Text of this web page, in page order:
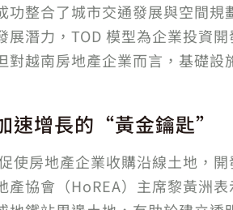
功整合了城市交通發展與空間
展潛力，TOD 模型為企業投資
對越南房地產企業而言，基礎設
速增長的“黃金鑰匙”
使房地產企業收購沿線土地，
產協會（HoREA）主席黎黃洲